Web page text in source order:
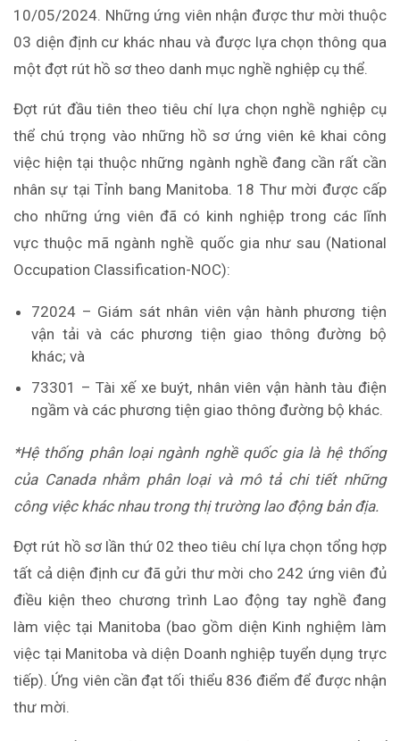
10/05/2024. Những ứng viên nhận được thư mời thuộc
03 diện định cư khác nhau và được lựa chọn thông qua
một đợt rút hồ sơ theo danh mục nghề nghiệp cụ thể.
Đợt rút đầu tiên theo tiêu chí lựa chọn nghề nghiệp cụ
thể chú trọng vào những hồ sơ ứng viên kê khai công
việc hiện tại thuộc những ngành nghề đang cần rất cần
nhân sự tại Tỉnh bang Manitoba. 18 Thư mời được cấp
cho những ứng viên đã có kinh nghiệp trong các lĩnh
vực thuộc mã ngành nghề quốc gia như sau (National
Occupation Classification-NOC):
72024 – Giám sát nhân viên vận hành phương tiện
vận tải và các phương tiện giao thông đường bộ
khác; và
73301 – Tài xế xe buýt, nhân viên vận hành tàu điện
ngầm và các phương tiện giao thông đường bộ khác.
*Hệ thống phân loại ngành nghề quốc gia là hệ thống
của Canada nhằm phân loại và mô tả chi tiết những
công việc khác nhau trong thị trường lao động bản địa.
Đợt rút hồ sơ lần thứ 02 theo tiêu chí lựa chọn tổng hợp
tất cả diện định cư đã gửi thư mời cho 242 ứng viên đủ
điều kiện theo chương trình Lao động tay nghề đang
làm việc tại Manitoba (bao gồm diện Kinh nghiệm làm
việc tại Manitoba và diện Doanh nghiệp tuyển dụng trực
tiếp). Ứng viên cần đạt tối thiểu 836 điểm để được nhận
thư mời.